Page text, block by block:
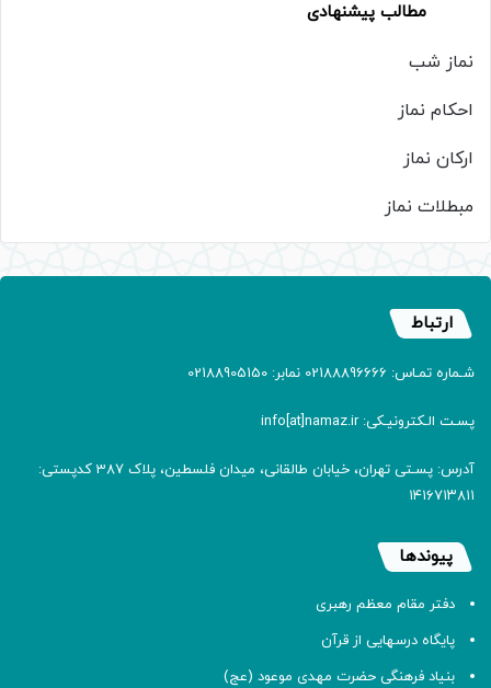
مطالب پیشنهادی
نماز شب
احکام نماز
ارکان نماز
مبطلات نماز
ارتباط
شـماره تمـاس: 02188896666 نمابر: 02188905150
پسـت الـکترونیـکی: info[at]namaz.ir
آدرس: پسـتی تهران، خیابان طالقانی، میدان فلسطین، پلاک 387 کدپستی:
۱۴۱۶۷۱۳۸۱۱
پیوندها
دفتر مقام معظم رهبری
پایگاه درسهایی از قرآن
بنیاد فرهنگی حضرت مهدی موعود (عج)